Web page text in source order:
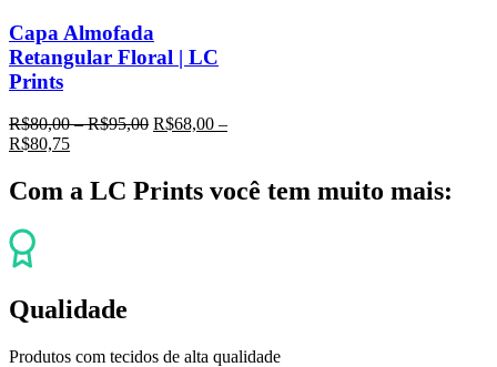
Capa Almofada
Retangular Floral | LC
Prints
R$80,00–R$95,00 R$68,00 –
R$80,75
Com a LC Prints você tem muito mais:
Qualidade
Produtos com tecidos de alta qualidade